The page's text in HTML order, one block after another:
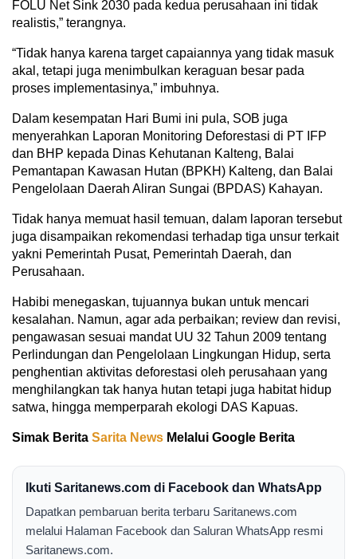
FOLU Net Sink 2030 pada kedua perusahaan ini tidak
realistis,” terangnya.
“Tidak hanya karena target capaiannya yang tidak masuk
akal, tetapi juga menimbulkan keraguan besar pada
proses implementasinya,” imbuhnya.
Dalam kesempatan Hari Bumi ini pula, SOB juga
menyerahkan Laporan Monitoring Deforestasi di PT IFP
dan BHP kepada Dinas Kehutanan Kalteng, Balai
Pemantapan Kawasan Hutan (BPKH) Kalteng, dan Balai
Pengelolaan Daerah Aliran Sungai (BPDAS) Kahayan.
Tidak hanya memuat hasil temuan, dalam laporan tersebut
juga disampaikan rekomendasi terhadap tiga unsur terkait
yakni Pemerintah Pusat, Pemerintah Daerah, dan
Perusahaan.
Habibi menegaskan, tujuannya bukan untuk mencari
kesalahan. Namun, agar ada perbaikan; review dan revisi,
pengawasan sesuai mandat UU 32 Tahun 2009 tentang
Perlindungan dan Pengelolaan Lingkungan Hidup, serta
penghentian aktivitas deforestasi oleh perusahaan yang
menghilangkan tak hanya hutan tetapi juga habitat hidup
satwa, hingga memperparah ekologi DAS Kapuas.
Simak Berita Sarita News Melalui Google Berita
Ikuti Saritanews.com di Facebook dan WhatsApp
Dapatkan pembaruan berita terbaru Saritanews.com
melalui Halaman Facebook dan Saluran WhatsApp resmi
Saritanews.com.